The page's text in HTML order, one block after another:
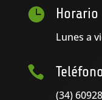
 Horario
Lunes a

(34)